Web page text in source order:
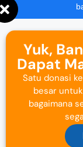
Yuk,
Dapat
Satu donasi
besar
bagaimana